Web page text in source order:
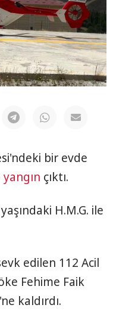
bir evde
yangın çıktı.
H.M.G. ile
edilen 112 Acil
Fehime Faik
kaldırdı.